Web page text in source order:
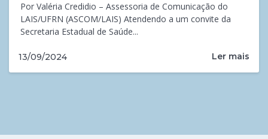
Por Valéria Credidio – Assessoria de Comunicação do
LAIS/UFRN (ASCOM/LAIS) Atendendo a um convite da
Secretaria Estadual de Saúde...
13/09/2024 Ler mais